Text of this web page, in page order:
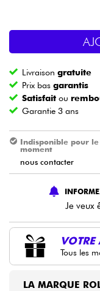
Batteries &
Vents
Violons &
Eveil Musical
Câbles &
Livraisongratuite
Prix basgarantis
Satisfait ou
Garantie 3 ans
Indisponible pour le
moment
nous contacter
Je veux
VOTRE
Tous les
LA MARQUE